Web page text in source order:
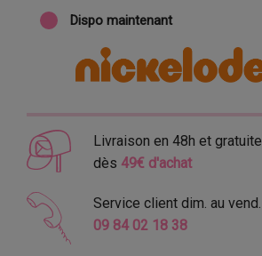
Dispo maintenant
Livraison en 48h et gratuite
dès 49€ d'achat
Service client dim. au vend.
09 84 02 18 38